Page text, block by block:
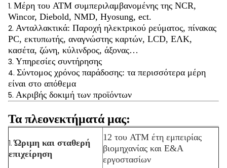
1. Μέρη του ATM συμπεριλαμβανομένης της NCR,
Wincor, Diebold, NMD, Hyosung, ect.
2. Ανταλλακτικά: Παροχή ηλεκτρικού ρεύματος, πίνακας
PC, εκτυπωτής, αναγνώστης καρτών, LCD, ΕΛΚ,
κασέτα, ζώνη, κύλινδρος, άξονας…
3. Υπηρεσίες συντήρησης
4. Σύντομος χρόνος παράδοσης: τα περισσότερα μέρη
είναι στο απόθεμα
5. Ακριβής δοκιμή των προϊόντων
Τα πλεονεκτήματά μας:
1.Ώριμη και σταθερή
επιχείρηση
12 του ATM έτη εμπειρίας
βιομηχανίας και Ε&Α
εργοστασίων